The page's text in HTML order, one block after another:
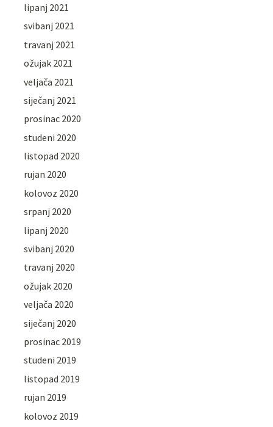
lipanj 2021
svibanj 2021
travanj 2021
ožujak 2021
veljača 2021
siječanj 2021
prosinac 2020
studeni 2020
listopad 2020
rujan 2020
kolovoz 2020
srpanj 2020
lipanj 2020
svibanj 2020
travanj 2020
ožujak 2020
veljača 2020
siječanj 2020
prosinac 2019
studeni 2019
listopad 2019
rujan 2019
kolovoz 2019